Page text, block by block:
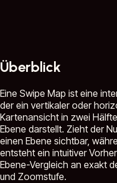
Überblick
Eine Swipe Map ist eine
der ein vertikaler oder
Kartenansicht in zwei
Ebene darstellt. Zieht der
einen Ebene sichtbar,
entsteht ein intuitiver
Ebene-Vergleich an exakt
und Zoomstufe.